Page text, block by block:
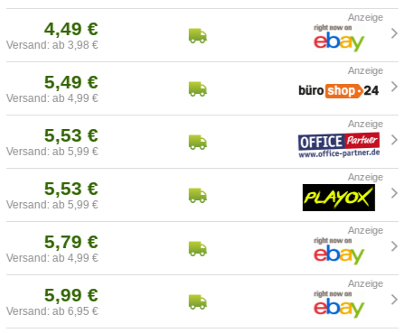
4,49 €
Versand: ab 3,98 €
5,49 €
Versand: ab 4,99 €
5,53 €
Versand: ab 5,99 €
5,53 €
Versand: ab 5,99 €
5,79 €
Versand: ab 4,99 €
5,99 €
Versand: ab 6,95 €